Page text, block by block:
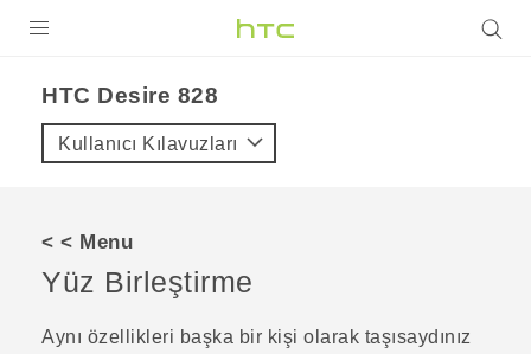
VIVE
VIVERSE
DESTEK
HTC Desire 828‎
Kullanıcı Kılavuzları
< < Menu
Yüz Birleştirme
Aynı özellikleri başka bir kişi olarak taşısaydınız